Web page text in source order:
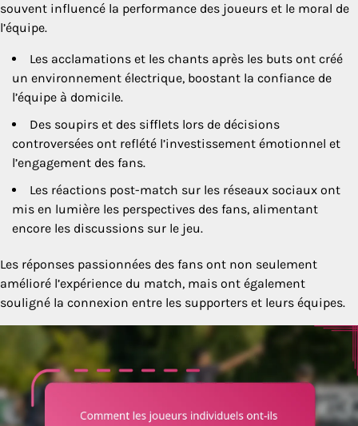
souvent influencé la performance des joueurs et le moral de
l’équipe.
Les acclamations et les chants après les buts ont créé
un environnement électrique, boostant la confiance de
l’équipe à domicile.
Des soupirs et des sifflets lors de décisions
controversées ont reflété l’investissement émotionnel et
l’engagement des fans.
Les réactions post-match sur les réseaux sociaux ont
mis en lumière les perspectives des fans, alimentant
encore les discussions sur le jeu.
Les réponses passionnées des fans ont non seulement
amélioré l’expérience du match, mais ont également
souligné la connexion entre les supporters et leurs équipes.